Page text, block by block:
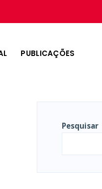
PUBLICAÇÕES
Pesquisar